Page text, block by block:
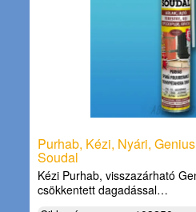
Purhab, Kézi, Nyári,
Soudal
Kézi Purhab, visszazárható
csökkentett dagadással…